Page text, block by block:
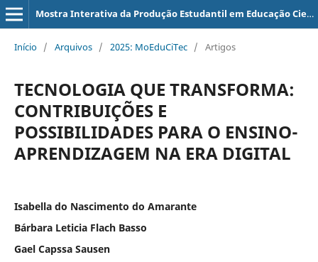
Mostra Interativa da Produção Estudantil em Educação Científica e Tecnológica
Início / Arquivos / 2025: MoEduCiTec / Artigos
TECNOLOGIA QUE TRANSFORMA:
CONTRIBUIÇÕES E
POSSIBILIDADES PARA O ENSINO-
APRENDIZAGEM NA ERA DIGITAL
Isabella do Nascimento do Amarante
Bárbara Leticia Flach Basso
Gael Capssa Sausen